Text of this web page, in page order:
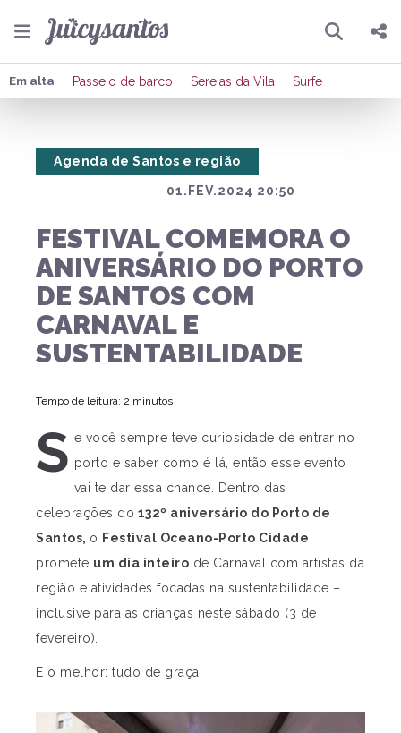
Pesquisar
Compartilhar
Publicar no X
Em alta Passeio de barco Sereias da Vila Surfe
01.FEV.2024 20:50
Agenda de Santos e região
FESTIVAL COMEMORA O
ANIVERSÁRIO DO PORTO
DE SANTOS COM
CARNAVAL E
SUSTENTABILIDADE
Tempo de leitura: 2 minutos
S e você sempre teve curiosidade de entrar no
porto e saber como é lá, então esse evento
vai te dar essa chance. Dentro das
celebrações do 132º aniversário do Porto de
Santos, o Festival Oceano-Porto Cidade
promete um dia inteiro de Carnaval com artistas da
região e atividades focadas na sustentabilidade –
inclusive para as crianças neste sábado (3 de
fevereiro).
E o melhor: tudo de graça!